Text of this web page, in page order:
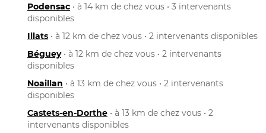
Podensac • à 14 km de chez vous • 3 intervenants
disponibles
Illats • à 12 km de chez vous • 2 intervenants disponibles
Béguey• à 12 km de chez vous • 2 intervenants
disponibles
Noaillan • à 13 km de chez vous • 2 intervenants
disponibles
Castets-en-Dorthe • à 13 km de chez vous • 2
intervenants disponibles